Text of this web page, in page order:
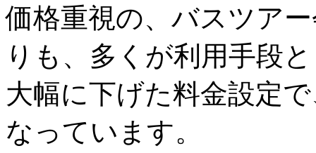
価格重視の、バスツア
りも、多くが利用手段
大幅に下げた料金設定
なっています。